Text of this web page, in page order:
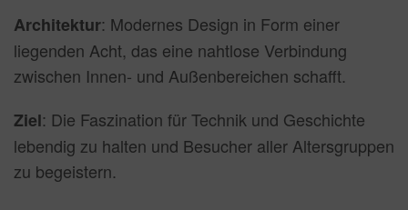
Architektur: Modernes Design in Form einer
liegenden Acht, das eine nahtlose Verbindung
zwischen Innen- und Außenbereichen schafft.
Ziel: Die Faszination für Technik und Geschichte
lebendig zu halten und Besucher aller Altersgruppen
zu begeistern.